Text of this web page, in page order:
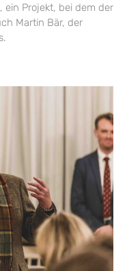
ein Projekt, bei dem der
Martin Bär, der